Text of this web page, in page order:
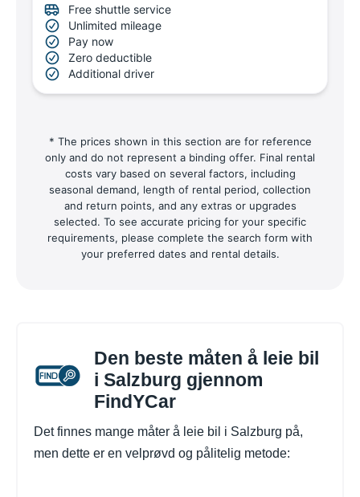
Free shuttle service
Unlimited mileage
Pay now
Zero deductible
Additional driver
* The prices shown in this section are for reference
only and do not represent a binding offer. Final rental
costs vary based on several factors, including
seasonal demand, length of rental period, collection
and return points, and any extras or upgrades
selected. To see accurate pricing for your specific
requirements, please complete the search form with
your preferred dates and rental details.
Den beste måten å leie bil
i Salzburg gjennom
FindYCar
Det finnes mange måter å leie bil i Salzburg på,
men dette er en velprøvd og pålitelig metode: